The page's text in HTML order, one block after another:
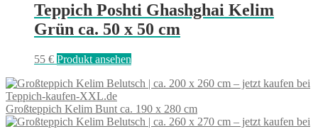
Teppich Poshti Ghashghai Kelim
Grün ca. 50 x 50 cm
55 € Produkt ansehen
Großteppich Kelim Bunt ca. 190 x 280 cm